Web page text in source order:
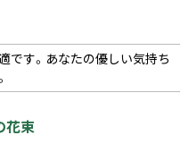
です。あなたの優しい気持ち
花束